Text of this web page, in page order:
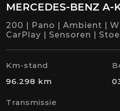
MERCEDES-BENZ A-
200 | Pano | Ambient |
CarPlay | Sensoren |
Km-stand
96.298 km
Transmissie